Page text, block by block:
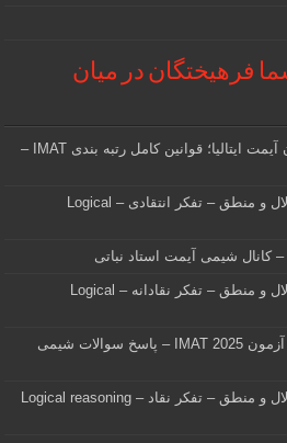
فرهیختگان در میان
نحوه رتبه بندی داوطلبان در آزمون آیمت ایتالیا؛ قوانین کامل رتبه بندی IMAT –
نمونه سوالات آیمت ایتالیا – استدلال و منطق – تفکر انتقادی – Logical
– کانال شیمی آیمت استاد نباتی
نمونه سوالات آیمت ایتالیا – استدلال و منطق – تفکر نقادانه – Logical
پاسخ سوالات آیمت ۲۰۲۵ ایتالیا – آزمون IMAT 2025 – پاسخ سوالات شیمی
نمونه سوالات آیمت ایتالیا – استدلال و منطق – تفکر نقاد – Logical reasoning